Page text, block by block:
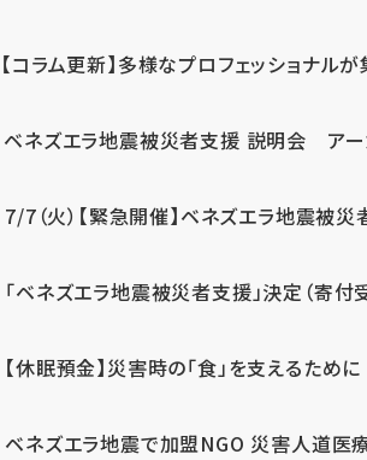
【コラム更新】多様なプロフェッショナル
ベネズエラ地震被災者支援 説明会 アー
7/7（火）【緊急開催】ベネズエラ地震被
「ベネズエラ地震被災者支援」決定（寄付
【休眠預金】災害時の「食」を支えるために
ベネズエラ地震で加盟NGO 災害人道医